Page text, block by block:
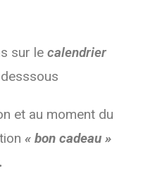
sur lecalendrier
et au moment du
« bon cadeau »